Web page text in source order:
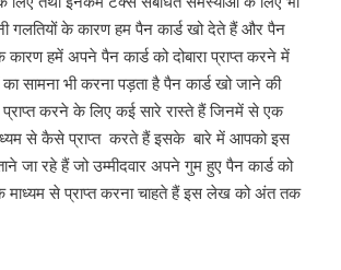
गलतियों के कारण हम पैन कार्ड खो देते हैं और पैन
कारण हमें अपने पैन कार्ड को दोबारा प्राप्त करने में
का सामना भी करना पड़ता है पैन कार्ड खो जाने की
प्राप्त करने के लिए कई सारे रास्ते हैं जिनमें से एक
से कैसे प्राप्त  करते हैं इसके  बारे में आपको इस
जा रहे हैं जो उम्मीदवार अपने गुम हुए पैन कार्ड को
माध्यम से प्राप्त करना चाहते हैं इस लेख को अंत तक